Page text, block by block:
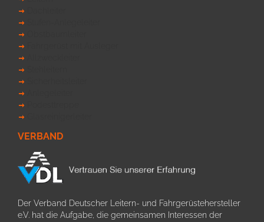
VERBAND
Der Verband Deutscher Leitern- und Fahrgerüstehersteller
e.V. hat die Aufgabe, die gemeinsamen Interessen der